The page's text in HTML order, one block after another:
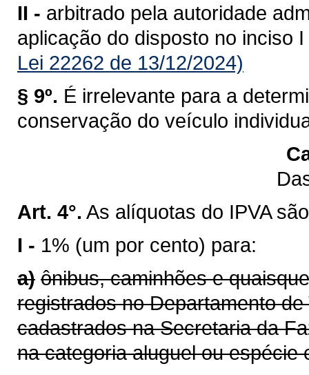
II - arbitrado pela autoridade
aplicação do disposto no inciso
Lei 22262 de 13/12/2024)
§ 9º. É irrelevante para a
conservação do veículo
Art. 4°. As alíquotas do IPVA
I - 1% (um por cento) para:
a) ônibus, caminhões e
registrados no Departamento
cadastrados na Secretaria da
na categoria aluguel ou espécie